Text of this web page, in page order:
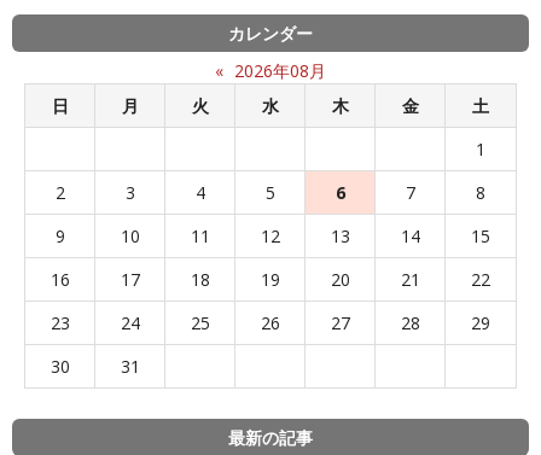
カレンダー
« 2026年08月
日
月 火 水 木 金
土
1
2
3 4 5 6 7
8
9
10 11 12 13 14
15
16
17 18 19 20 21
22
23
24 25 26 27 28
29
30
31
最新の記事